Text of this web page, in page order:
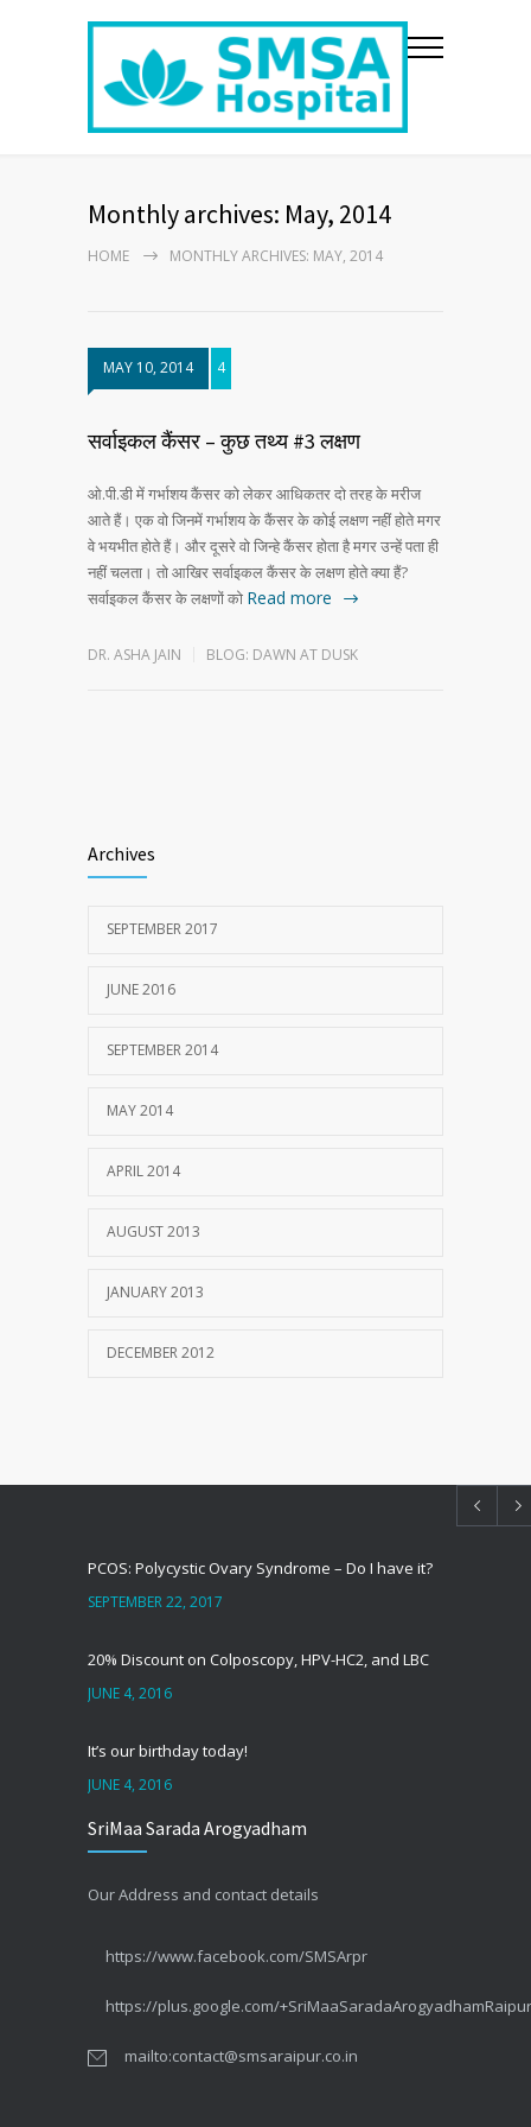
Monthly archives: May, 2014
HOME MONTHLY ARCHIVES: MAY, 2014
MAY 10, 2014 4
सर्वाइकल कैंसर – कुछ तथ्य #3 लक्षण
ओ.पी.डी में गर्भाशय कैंसर को लेकर आधिकतर दो तरह के मरीज
आते हैं। एक वो जिनमें गर्भाशय के कैंसर के कोई लक्षण नहीं होते मगर
वे भयभीत होते हैं। और दूसरे वो जिन्हे कैंसर होता है मगर उन्हें पता ही
नहीं चलता। तो आखिर सर्वाइकल कैंसर के लक्षण होते क्या हैं?
सर्वाइकल कैंसर के लक्षणों को Read more
DR. ASHA JAIN BLOG: DAWN AT DUSK
Archives
SEPTEMBER 2017
JUNE 2016
SEPTEMBER 2014
MAY 2014
APRIL 2014
AUGUST 2013
JANUARY 2013
DECEMBER 2012
PCOS: Polycystic Ovary Syndrome – Do I have it?
SEPTEMBER 22, 2017
20% Discount on Colposcopy, HPV-HC2, and LBC
JUNE 4, 2016
It’s our birthday today!
JUNE 4, 2016
सर्वाइकल कैंसर – CIN या पूर्वकैंसर
MAY 10, 2014
APRIL 26, 2014
SriMaa Sarada Arogyadham
Our Address and contact details
https://www.facebook.com/SMSArpr
https://plus.google.com/+SriMaaSaradaArogyadhamRaipur
mailto:contact@smsaraipur.co.in